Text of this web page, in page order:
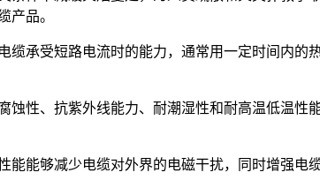
产品。
缆承受短路电流时的能力，通常用一定时间内
蚀性、抗紫外线能力、耐潮湿性和耐高温低温
能能够减少电缆对外界的电磁干扰，同时增强